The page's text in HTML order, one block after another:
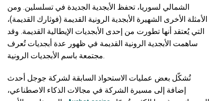
الشمالي لسوريا، تحفظ الأبجدية الجديدة في تسلسلين. ومن
الأمثلة الأخرى الشهيرة الأبجدية الرونية القديمة (فوثارك القديمة)،
التي يُعتقد أنها تطورت من إحدى الأبجديات الإيطالية القديمة. وقد
ساهمت الأبجدية الرونية القديمة في ظهور عدة أبجديات تُعرف
مجتمعة باسم الأبجديات الرونية.
تُشكّل بعض عمليات الاستحواذ السابقة لشركة جوجل أحدث
إضافة إلى مسيرة الشركة في مجالات الذكاء الاصطناعي،